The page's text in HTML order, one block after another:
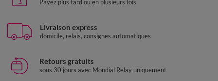
Payez plus tard ou en plusieurs fois
Livraison express
domicile, relais, consignes automatiques
Retours gratuits
sous 30 jours avec Mondial Relay uniquement